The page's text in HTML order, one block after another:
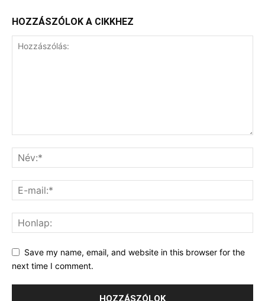
HOZZÁSZÓLOK A CIKKHEZ
Save my name, email, and website in this browser for the
next time I comment.